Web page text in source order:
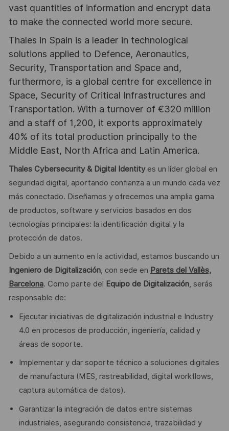
vast quantities of information and encrypt data
to make the connected world more secure.
Thales in Spain is a leader in technological
solutions applied to Defence, Aeronautics,
Security, Transportation and Space and,
furthermore, is a global centre for excellence in
Space, Security of Critical Infrastructures and
Transportation. With a turnover of €320 million
and a staff of 1,200, it exports approximately
40% of its total production principally to the
Middle East, North Africa and Latin America.
Thales Cybersecurity & Digital Identity es un líder global en
seguridad digital, aportando confianza a un mundo cada vez
más conectado. Diseñamos y ofrecemos una amplia gama
de productos, software y servicios basados en dos
tecnologías principales: la identificación digital y la
protección de datos.
Debido a un aumento en la actividad, estamos buscando un
Ingeniero de Digitalización, con sede en Parets del Vallès,
Barcelona. Como parte del Equipo de Digitalización, serás
responsable de:
Ejecutar iniciativas de digitalización industrial e Industry
4.0 en procesos de producción, ingeniería, calidad y
áreas de soporte.
Implementar y dar soporte técnico a soluciones digitales
de manufactura (MES, rastreabilidad, digital workflows,
captura automática de datos).
Garantizar la integración de datos entre sistemas
industriales, asegurando consistencia, trazabilidad y